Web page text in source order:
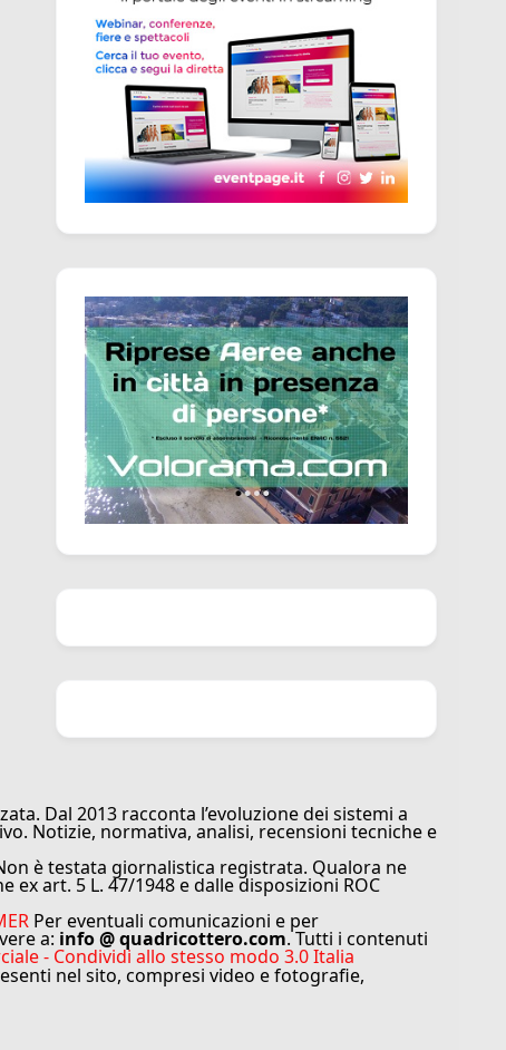
Dal 2013 racconta l’evoluzione dei sistemi a
Notizie, normativa, analisi, recensioni tecniche e
è testata giornalistica registrata. Qualora ne
art. 5 L. 47/1948 e dalle disposizioni ROC
Per eventuali comunicazioni e per
a: info @ quadricottero.com. Tutti i contenuti
- Condividi allo stesso modo 3.0 Italia
nel sito, compresi video e fotografie,